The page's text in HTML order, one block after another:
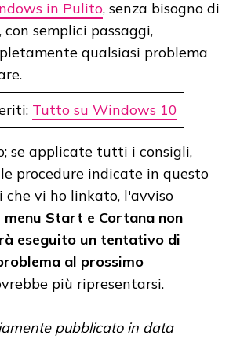
in Pulito, senza bisogno di
semplici passaggi,
qualsiasi problema
Tutto su Windows 10
se applicate tutti i consigli,
procedure indicate in questo
vi ho linkato, l'avviso
Start e Cortana non
eseguito un tentativo di
al prossimo
più ripresentarsi.
pubblicato in data